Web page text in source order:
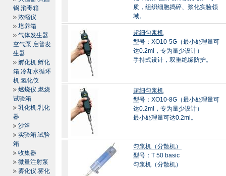
锅.消毒箱
浓缩仪
培养箱
气体发生器.
空气泵.启普发
生器
孵化机.孵化
箱.冷却水循环
机.氢化仪
燃烧仪.燃烧
试验箱
乳化机.乳化
器
沙浴
实验箱.试验
箱
收集器
微量注射泵
雾化仪.雾化
质，组织细胞捣碎、浆化实验领
域。
超细匀浆机
型号：XO10-5G（最小处理量可
达0.2ml，专为量少设计）
手持式设计，双重绝缘防护。
超细匀浆机
型号：XO10-8G（最小处理量可
达0.2ml，专为量少设计）
最小处理量可达0.2ml。
匀浆机（分散机）
型号：T 50 basic
匀浆机（分散机）